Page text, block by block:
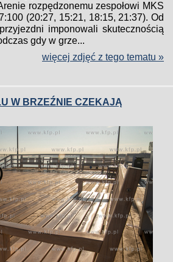
rozpędzonemu zespołowi MKS
(20:27, 15:21, 18:15, 21:37). Od
imponowali skutecznością
gdy w grze...
więcej zdjęć z tego tematu »
W BRZEŹNIE CZEKAJĄ